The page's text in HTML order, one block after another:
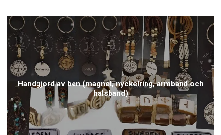
Handgjord av ben (magnet, nyckelring, armband och
halsband)